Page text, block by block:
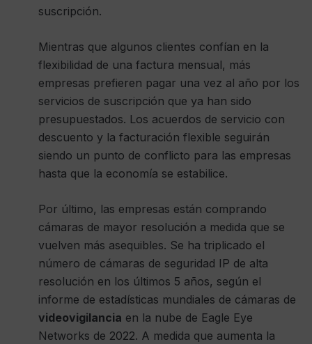
suscripción.
Mientras que algunos clientes confían en la
flexibilidad de una factura mensual, más
empresas prefieren pagar una vez al año por los
servicios de suscripción que ya han sido
presupuestados. Los acuerdos de servicio con
descuento y la facturación flexible seguirán
siendo un punto de conflicto para las empresas
hasta que la economía se estabilice.
Por último, las empresas están comprando
cámaras de mayor resolución a medida que se
vuelven más asequibles. Se ha triplicado el
número de cámaras de seguridad IP de alta
resolución en los últimos 5 años, según el
informe de estadísticas mundiales de cámaras de
videovigilancia en la nube de Eagle Eye
Networks de 2022. A medida que aumenta la